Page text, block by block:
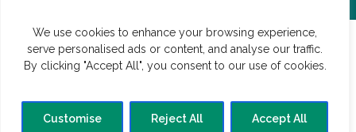
We use cookies to enhance your browsing experience,
serve personalised ads or content, and analyse our traffic.
By clicking "Accept All", you consent to our use of cookies.
Customise Reject All Accept All
© Vildmedmad.dk 2019. God og nem mad!
Hovedret
Bagværk Forret Buffet Dessert